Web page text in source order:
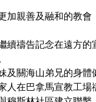
加親善及融和的教
續禱告記念在遠方
及關海山弟兄的身體
人在巴拿馬宣教工場